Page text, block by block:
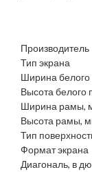
Производитель
Тип экрана
Ширина
Высота белого
Ширина рамы,
Высота рамы,
Тип
Формат экрана
Диагональ, в